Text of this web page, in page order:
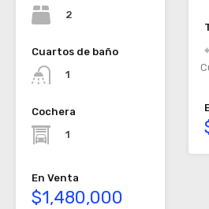
2
Cuartos de baño
1
Cochera
1
En Venta
$1,480,000